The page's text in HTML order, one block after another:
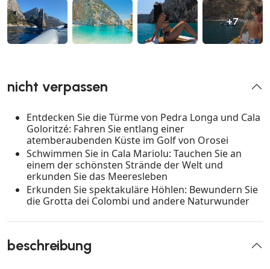
+7
nicht verpassen
Entdecken Sie die Türme von Pedra Longa und Cala
Goloritzé: Fahren Sie entlang einer
atemberaubenden Küste im Golf von Orosei
Schwimmen Sie in Cala Mariolu: Tauchen Sie an
einem der schönsten Strände der Welt und
erkunden Sie das Meeresleben
Erkunden Sie spektakuläre Höhlen: Bewundern Sie
die Grotta dei Colombi und andere Naturwunder
beschreibung